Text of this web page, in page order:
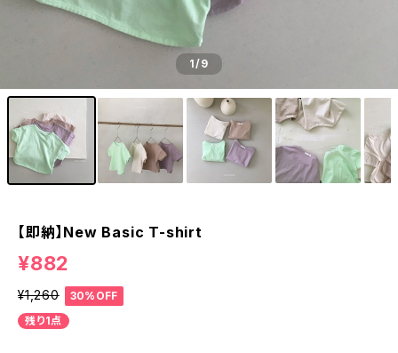
1/9
【即納】New Basic T-shirt
¥882
¥1,260
30%OFF
残り1点